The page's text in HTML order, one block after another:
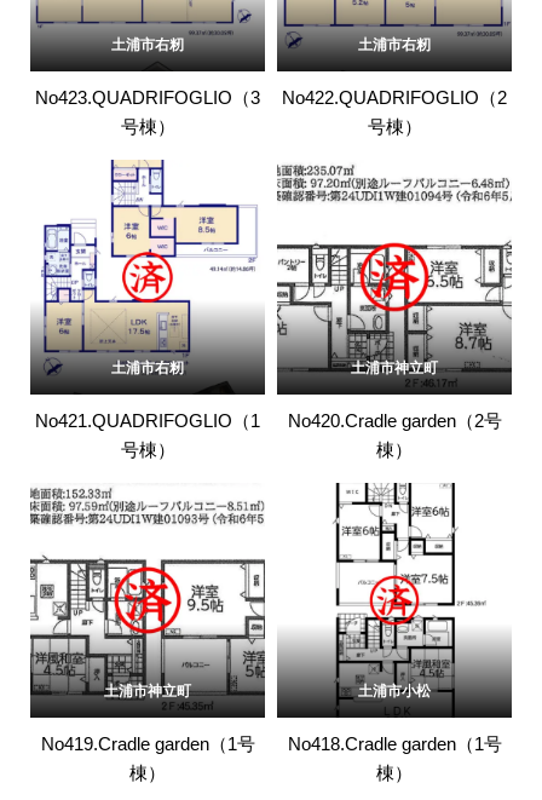
土浦市右籾
No423.QUADRIFOGLIO（3
号棟）
土浦市右籾
No422.QUADRIFOGLIO（2
号棟）
土浦市右籾
No421.QUADRIFOGLIO（1
号棟）
土浦市神立町
No420.Cradle garden（2号
棟）
土浦市神立町
No419.Cradle garden（1号
棟）
土浦市小松
No418.Cradle garden（1号
棟）